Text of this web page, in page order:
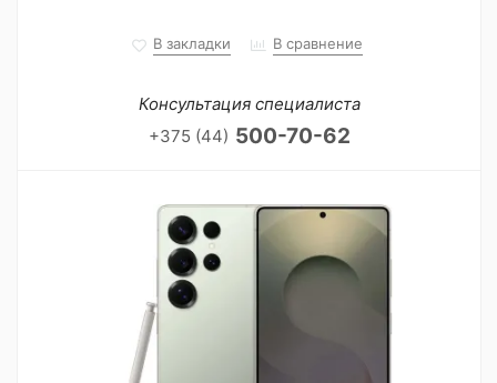
В закладки В сравнение
Консультация специалиста
+375 (44) 500-70-62